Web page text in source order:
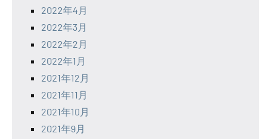
2022年4月
2022年3月
2022年2月
2022年1月
2021年12月
2021年11月
2021年10月
2021年9月